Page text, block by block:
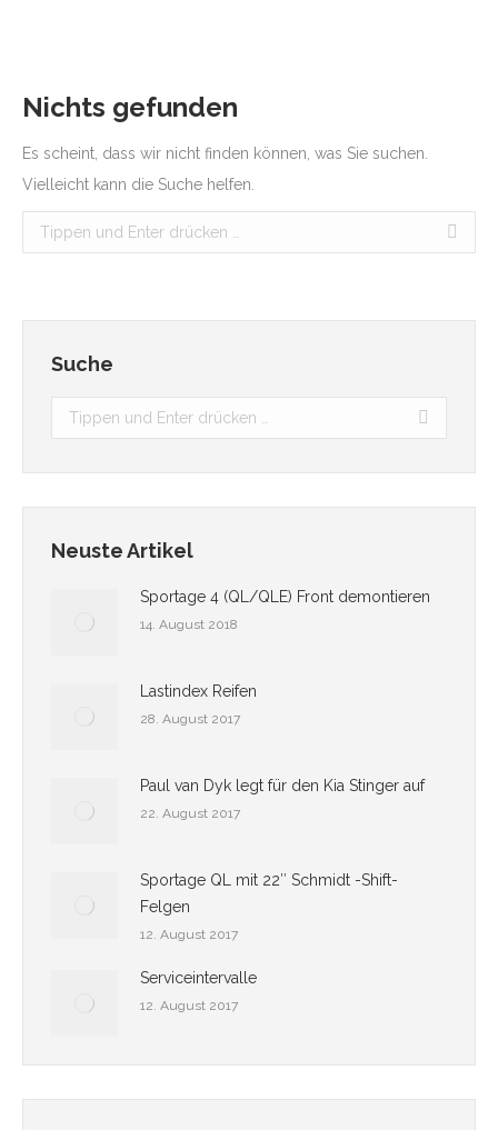
Nichts gefunden
Es scheint, dass wir nicht finden können, was Sie suchen.
Vielleicht kann die Suche helfen.
Search:
Suche
Search:
Neuste Artikel
Sportage 4 (QL/QLE) Front demontieren
14. August 2018
Lastindex Reifen
28. August 2017
Paul van Dyk legt für den Kia Stinger auf
22. August 2017
Sportage QL mit 22″ Schmidt -Shift-
Felgen
12. August 2017
Serviceintervalle
12. August 2017